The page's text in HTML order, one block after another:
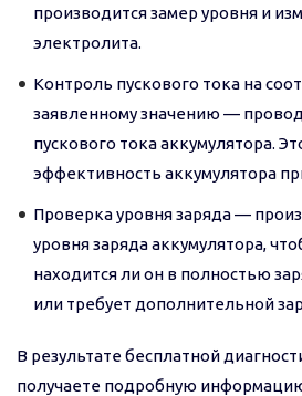
производится замер уровня и
электролита.
Контроль пускового тока на
заявленному значению —
пускового тока аккумулятора.
эффективность аккумулятора
Проверка уровня заряда —
уровня заряда аккумулятора,
находится ли он в полностью
или требует дополнительной
В результате бесплатной
получаете подробную